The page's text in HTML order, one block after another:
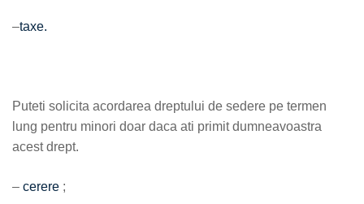
–taxe.
Puteti solicita acordarea dreptului de sedere pe termen
lung pentru minori doar daca ati primit dumneavoastra
acest drept.
– cerere ;